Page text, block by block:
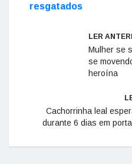
resgatados
LER
Mulher se
se
heroína
Cachorrinha leal
durante 6 dias em